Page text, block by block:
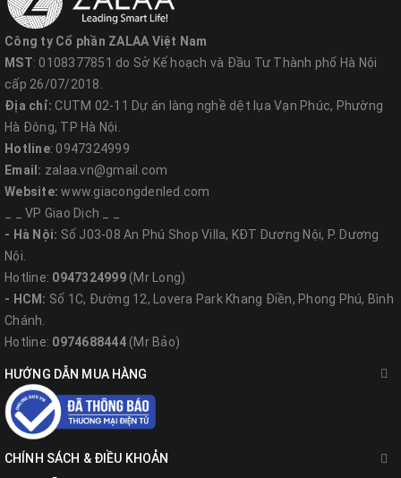
Công ty Cổ phần ZALAA Việt Nam
MST: 0108377851 do Sở Kế hoạch và Đầu Tư Thành phố Hà Nội
cấp 26/07/2018.
Địa chỉ: CUTM 02-11 Dự án làng nghề dệt lụa Vạn Phúc, Phường
Hà Đông, TP Hà Nội.
Hotline: 0947324999
Email: zalaa.vn@gmail.com
Website:www.giacongdenled.com
_ _ VP Giao Dịch _ _
- Hà Nội: Số J03-08 An Phú Shop Villa, KĐT Dương Nội, P. Dương
Nội.
Hotline: 0947324999(Mr Long)
- HCM: Số 1C, Đường 12, Lovera Park Khang Điền, Phong Phú, Bình
Chánh.
Hotline: 0974688444(Mr Bảo)
HƯỚNG DẪN MUA HÀNG
CHÍNH SÁCH & ĐIỀU KHOẢN